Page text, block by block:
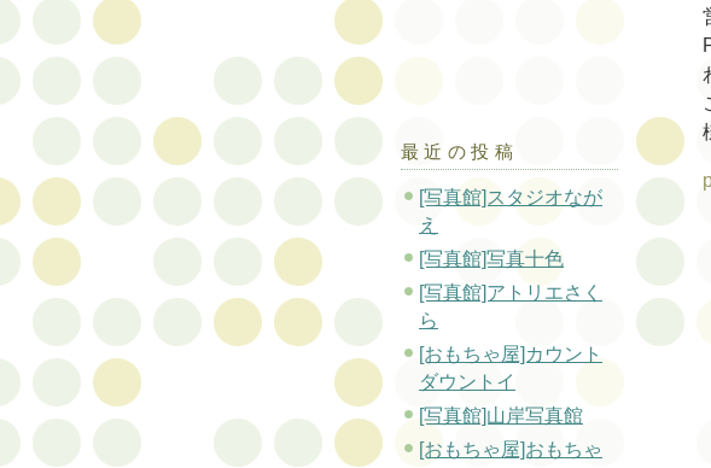
最近の投稿
[写真館]スタジオなが
え
[写真館]写真十色
[写真館]アトリエさく
ら
[おもちゃ屋]カウント
ダウントイ
[写真館]山岸写真館
[おもちゃ屋]おもちゃ